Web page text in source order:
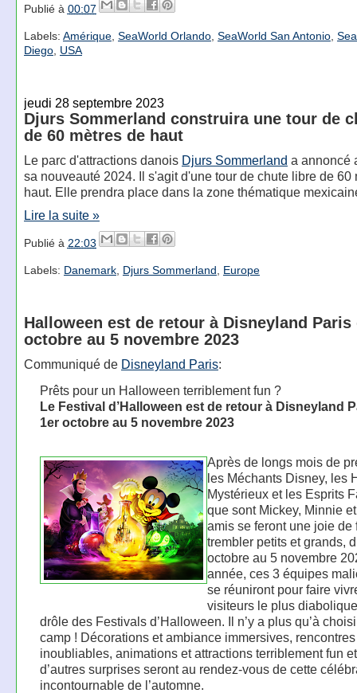
Publié à 00:07
Labels: Amérique, SeaWorld Orlando, SeaWorld San Antonio,
Diego, USA
jeudi 28 septembre 2023
Djurs Sommerland construira une tour de
de 60 mètres de haut
Le parc d'attractions danois Djurs Sommerland a annoncé
sa nouveauté 2024. Il s'agit d'une tour de chute libre de 60
haut. Elle prendra place dans la zone thématique
Lire la suite »
Publié à 22:03
Labels: Danemark, Djurs Sommerland Europe
Halloween est de retour à Disneyland Paris
octobre au 5 novembre 2023
Communiqué de Disneyland Paris:
Prêts pour un Halloween terriblement fun ?
Le Festival d’Halloween est de retour à Disneyland
1er octobre au 5 novembre 2023
Après de longs mois de
les Méchants Disney, les
Mystérieux et les Esprits
que sont Mickey, Minnie
amis se feront une joie de
trembler petits et grands,
octobre au 5 novembre
année, ces 3 équipes
se réuniront pour faire
visiteurs le plus
drôle des Festivals d’Halloween. Il n’y a plus qu’à
camp ! Décorations et ambiance immersives, rencontres
inoubliables, animations et attractions terriblement fun
d’autres surprises seront au rendez-vous de cette
incontournable de l’automne.